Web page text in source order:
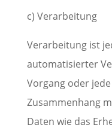
c) Verarbeitung
Verarbeitung ist
automatisierter
Vorgang oder
Zusammenhang
Daten wie das